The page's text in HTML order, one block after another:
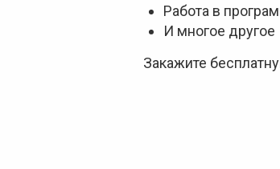
Работа в
И многое другое
Закажите